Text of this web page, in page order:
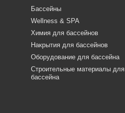
Бассейны
Wellness & SPA
Химия для бассейнов
Накрытия для бассейнов
Оборудование для бассейна
Строительные материалы для
бассейна